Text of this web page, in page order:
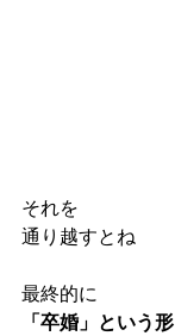
それを
通り越すとね
最終的に
「卒婚」という形